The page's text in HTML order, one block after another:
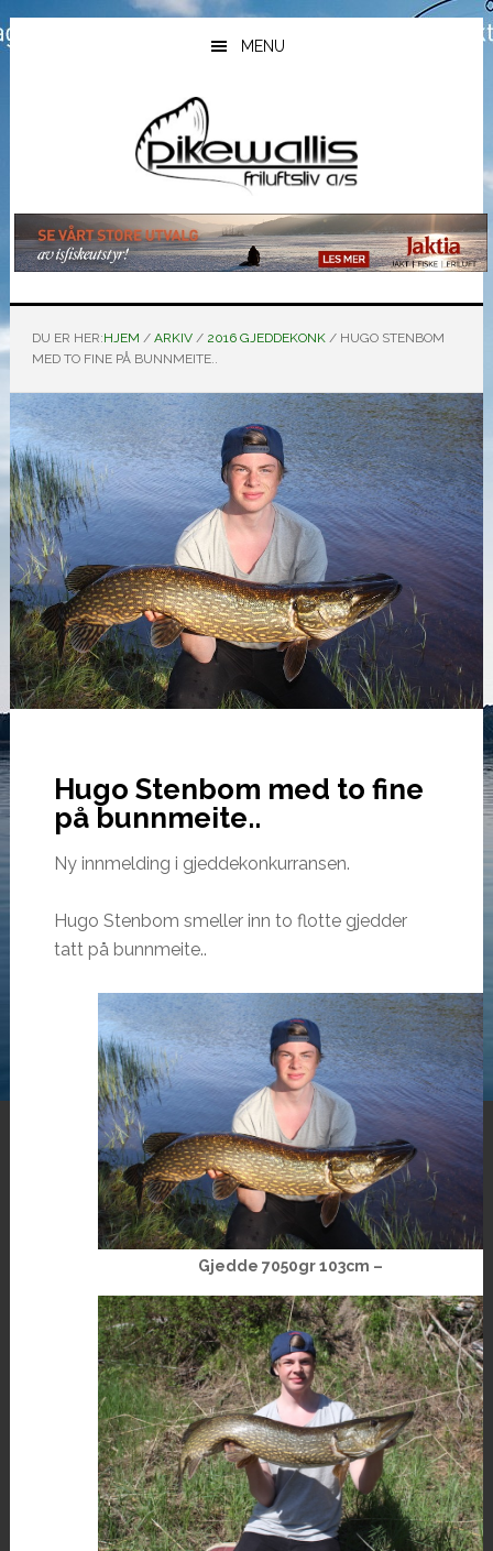
Hopp
til
Hopp
til
Hopp
til
MENU
DU ER HER:HJEM / ARKIV / 2016 GJEDDEKONK /HUGO STENBOM
MED TO FINE PÅ BUNNMEITE..
Hugo Stenbom med to fine
på bunnmeite..
Ny innmelding i gjeddekonkurransen.
Hugo Stenbom smeller inn to flotte gjedder
tatt på bunnmeite..
Gjedde 7050gr 103cm –